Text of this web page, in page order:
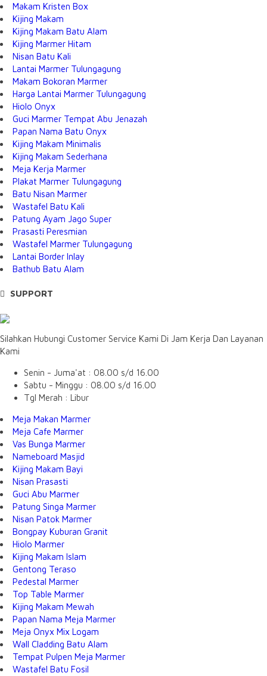
Makam Kristen Box
Kijing Makam
Kijing Makam Batu Alam
Kijing Marmer Hitam
Nisan Batu Kali
Lantai Marmer Tulungagung
Makam Bokoran Marmer
Harga Lantai Marmer Tulungagung
Hiolo Onyx
Guci Marmer Tempat Abu Jenazah
Papan Nama Batu Onyx
Kijing Makam Minimalis
Kijing Makam Sederhana
Meja Kerja Marmer
Plakat Marmer Tulungagung
Batu Nisan Marmer
Wastafel Batu Kali
Patung Ayam Jago Super
Prasasti Peresmian
Wastafel Marmer Tulungagung
Lantai Border Inlay
Bathub Batu Alam
SUPPORT
Silahkan Hubungi Customer Service Kami Di Jam Kerja Dan Layanan
Kami
Senin - Juma'at : 08.00 s/d 16.00
Sabtu - Minggu : 08.00 s/d 16.00
Tgl Merah : Libur
Meja Makan Marmer
Meja Cafe Marmer
Vas Bunga Marmer
Nameboard Masjid
Kijing Makam Bayi
Nisan Prasasti
Guci Abu Marmer
Patung Singa Marmer
Nisan Patok Marmer
Bongpay Kuburan Granit
Hiolo Marmer
Kijing Makam Islam
Gentong Teraso
Pedestal Marmer
Top Table Marmer
Kijing Makam Mewah
Papan Nama Meja Marmer
Meja Onyx Mix Logam
Wall Cladding Batu Alam
Tempat Pulpen Meja Marmer
Wastafel Batu Fosil